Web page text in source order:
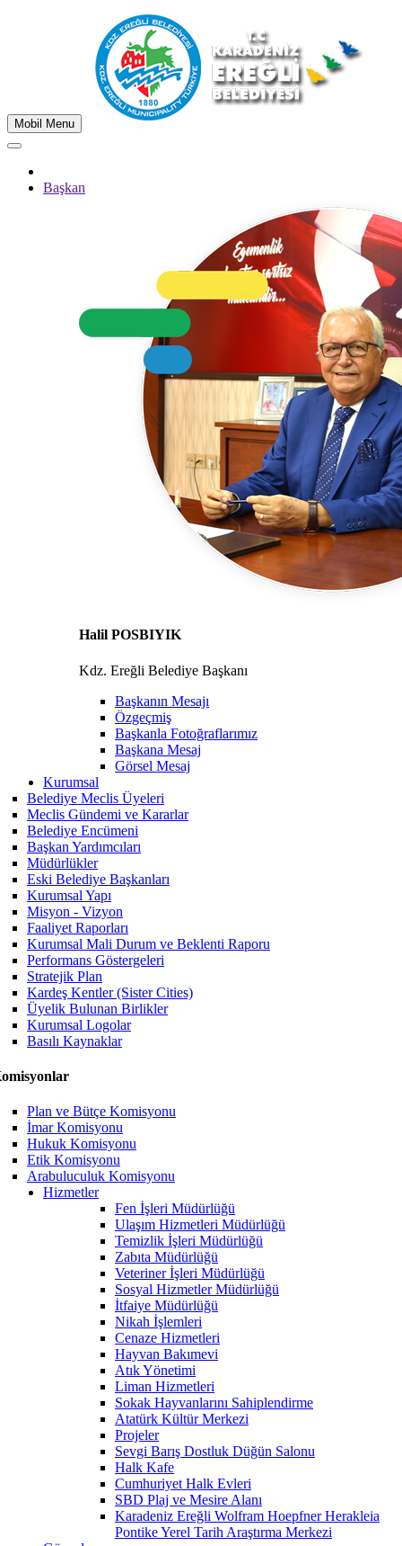
Mobil Menu
Başkan
Halil POSBIYIK
Kdz. Ereğli Belediye Başkanı
Başkanın Mesajı
Özgeçmiş
Başkanla Fotoğraflarımız
Başkana Mesaj
Görsel Mesaj
Kurumsal
Belediye Meclis Üyeleri
Meclis Gündemi ve Kararlar
Belediye Encümeni
Başkan Yardımcıları
Müdürlükler
Eski Belediye Başkanları
Kurumsal Yapı
Misyon - Vizyon
Faaliyet Raporları
Kurumsal Mali Durum ve Beklenti Raporu
Performans Göstergeleri
Stratejik Plan
Kardeş Kentler (Sister Cities)
Üyelik Bulunan Birlikler
Kurumsal Logolar
Basılı Kaynaklar
Plan ve Bütçe Komisyonu
İmar Komisyonu
Hukuk Komisyonu
Etik Komisyonu
Arabuluculuk Komisyonu
Hizmetler
Fen İşleri Müdürlüğü
Ulaşım Hizmetleri Müdürlüğü
Temizlik İşleri Müdürlüğü
Zabıta Müdürlüğü
Veteriner İşleri Müdürlüğü
Sosyal Hizmetler Müdürlüğü
İtfaiye Müdürlüğü
Nikah İşlemleri
Cenaze Hizmetleri
Hayvan Bakımevi
Atık Yönetimi
Liman Hizmetleri
Sokak Hayvanlarını Sahiplendirme
Atatürk Kültür Merkezi
Projeler
Sevgi Barış Dostluk Düğün Salonu
Halk Kafe
Cumhuriyet Halk Evleri
SBD Plaj ve Mesire Alanı
Karadeniz Ereğli Wolfram Hoepfner Herakleia
Pontike Yerel Tarih Araştırma Merkezi